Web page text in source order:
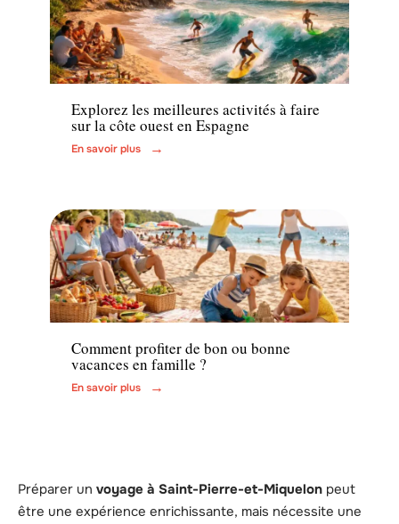
Voyage
Explorez les meilleures activités à faire
sur la côte ouest en Espagne
En savoir plus
Voyage
Comment profiter de bon ou bonne
vacances en famille ?
En savoir plus
Préparer un voyage à Saint-Pierre-et-Miquelon peut
être une expérience enrichissante, mais nécessite une